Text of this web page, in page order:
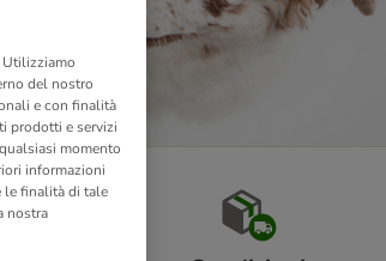
del nostro
e con finalità
prodotti e servizi
momento
informazioni
le finalità di tale
nostra